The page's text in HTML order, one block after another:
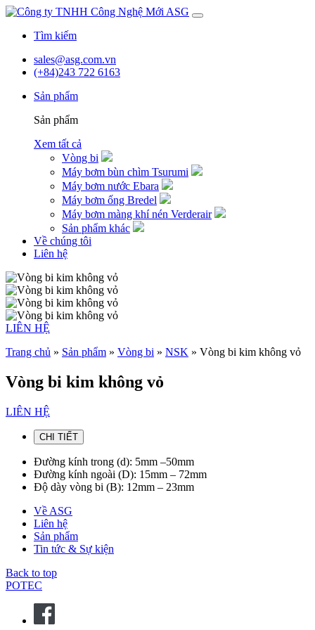
Skip
contentTìm kiếm
sales@asg.com.vn
(+84)243 722 6163
Sản phẩm
Sản phẩm
Xem tất cả
Vòng bi
Máy bơm bùn chìm Tsurumi
Máy bơm nước Ebara
Máy bơm ống Bredel
Máy bơm màng khí nén Verderair
Sản phẩm khác
Về chúng tôi
Liên hệ
LIÊN HỆ
Trang chủ » Sản phẩm » Vòng bi » NSK » Vòng bi kim không vỏ
Vòng bi kim không vỏ
LIÊN HỆ
CHI TIẾT
Đường kính trong (d): 5mm –50mm
Đường kính ngoài (D): 15mm – 72mm
Độ dày vòng bi (B): 12mm – 23mm
Về ASG
Liên hệ
Sản phẩm
Tin tức & Sự kiện
Back to top
POTEC